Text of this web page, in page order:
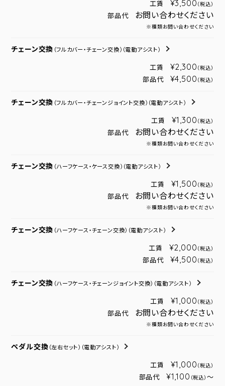
工賃 ¥3,500 （税込）
部品代 お問い合わせください
※種類お問い合わせください
チェーン交換 （フルカバー・チェーン交換） （電動アシスト）
工賃 ¥2,300 （税込）
部品代 ¥4,500 （税込）
チェーン交換 （フルカバー・チェーンジョイント交換） （電動アシスト）
工賃 ¥1,300 （税込）
部品代 お問い合わせください
※種類お問い合わせください
チェーン交換 （ハーフケース・ケース交換） （電動アシスト）
工賃 ¥1,500 （税込）
部品代 お問い合わせください
※種類お問い合わせください
チェーン交換 （ハーフケース・チェーン交換） （電動アシスト）
工賃 ¥2,000 （税込）
部品代 ¥4,500 （税込）
チェーン交換 （ハーフケース・チェーンジョイント交換） （電動アシスト）
工賃 ¥1,000 （税込）
部品代 お問い合わせください
※種類お問い合わせください
ペダル交換 （左右セット） （電動アシスト）
工賃 ¥1,000 （税込）
部品代 ¥1,100 （税込） ～